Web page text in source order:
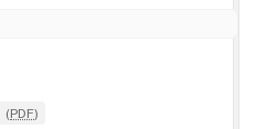
(PDF)